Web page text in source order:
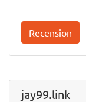
Recension
jay99.link